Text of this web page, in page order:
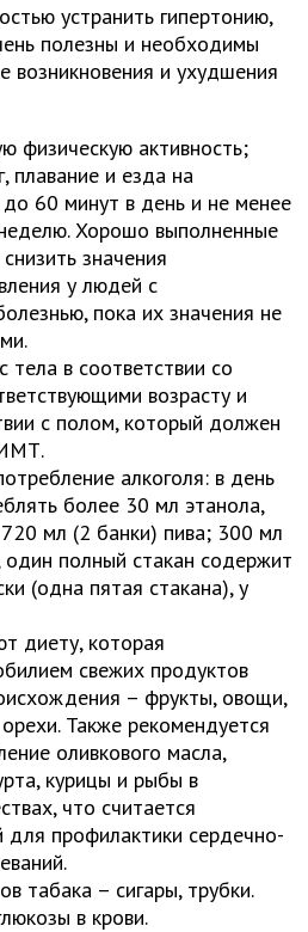
устранить гипертонию,
полезны и необходимы
возникновения и ухудшения
физическую активность;
плавание и езда на
60 минут в день и не менее
Хорошо выполненные
значения
у людей с
пока их значения не
в соответствии со
возрасту и
с полом, который должен
алкоголя: в день
более 30 мл этанола,
мл (2 банки) пива; 300 мл
один полный стакан содержит
(одна пятая стакана), у
диету, которая
свежих продуктов
– фрукты, овощи,
Также рекомендуется
оливкового масла,
курицы и рыбы в
что считается
для профилактики сердечно-
табака – сигары, трубки.
в крови.